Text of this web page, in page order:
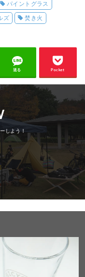
パイントグラス
ズ 焚き火
送る Pocket